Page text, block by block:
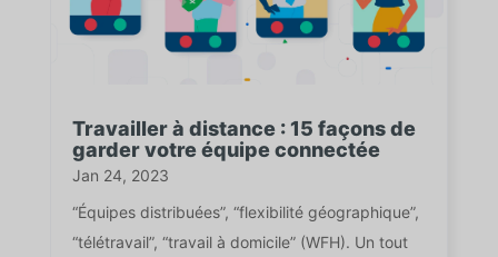
Travailler à distance : 15 façons de
garder votre équipe connectée
Jan 24, 2023
“Équipes distribuées”, “flexibilité géographique”,
“télétravail”, “travail à domicile” (WFH). Un tout